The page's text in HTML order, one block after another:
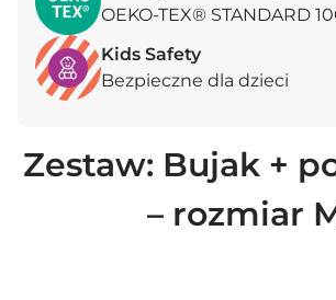
OEKO-TEX® STANDARD
Kids Safety
Bezpieczne dla dzieci
Zestaw: Bujak +
– rozmiar